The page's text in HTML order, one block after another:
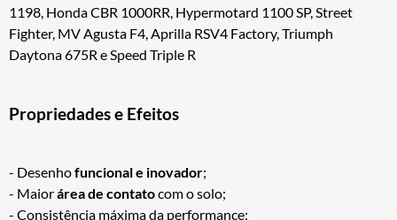
1198, Honda CBR 1000RR, Hypermotard 1100 SP, Street
Fighter, MV Agusta F4, Aprilla RSV4 Factory, Triumph
Daytona 675R e Speed Triple R
Propriedades e Efeitos
- Desenhofuncional e inovador;
- Maiorárea de contatocom o solo;
- Consistência máxima da performance;